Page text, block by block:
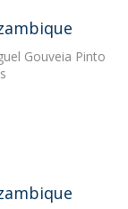
Gouveia Pinto